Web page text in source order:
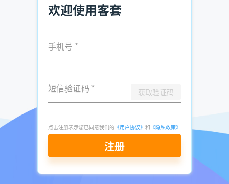
资质代办客户怎么查 资质代办客户获取
2025- 了解更多：客套企业名录搜索软件
欢迎使用客套
手机号 *
短信验证码 * 获取验证码
点击注册表示您已同意我们的 《用户协议》 和 《隐私政策》
注册